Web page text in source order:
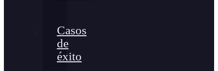
Casos
de
éxito